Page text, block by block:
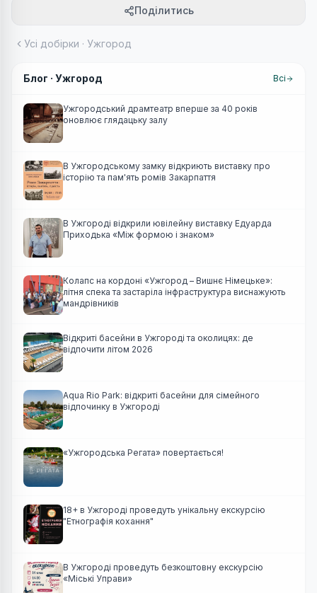
Поділитись
Усі добірки · Ужгород
Блог · Ужгород Всі
Ужгородський драмтеатр вперше за 40 років
оновлює глядацьку залу
В Ужгородському замку відкриють виставку про
історію та пам'ять ромів Закарпаття
В Ужгороді відкрили ювілейну виставку Едуарда
Приходька «Між формою і знаком»
Колапс на кордоні «Ужгород – Вишнє Німецьке»:
літня спека та застаріла інфраструктура виснажують
мандрівників
Відкриті басейни в Ужгороді та околицях: де
відпочити літом 2026
Aqua Rio Park: відкриті басейни для сімейного
відпочинку в Ужгороді
«Ужгородська Регата» повертається!
18+ в Ужгороді проведуть унікальну екскурсію
"Етнографія кохання"
В Ужгороді проведуть безкоштовну екскурсію
«Міські Управи»